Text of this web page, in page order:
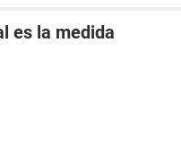
es la medida